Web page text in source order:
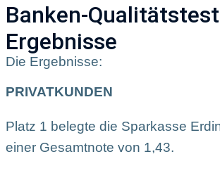
Banken-
Ergebnisse
Die Ergebnisse:
PRIVATKUNDEN
Platz 1 belegte die Sparkasse
einer Gesamtnote von 1,43.